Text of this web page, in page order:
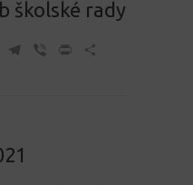
školské rady
Email Telegram
Viber Print